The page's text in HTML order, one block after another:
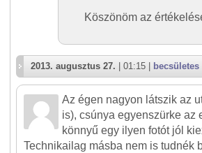
Köszönöm az
2013. augusztus 27. | 01:15 |
Az égen nagyon látszik az
is), csúnya egyenszürke az
könnyű egy ilyen fotót jól
Technikailag másba nem is tudnék